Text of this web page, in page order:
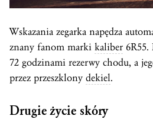
Wskazania zegarka napędza
znany fanom marki kaliber
72 godzinami rezerwy chodu, a
przez przeszklony dekiel.
Drugie życie skóry